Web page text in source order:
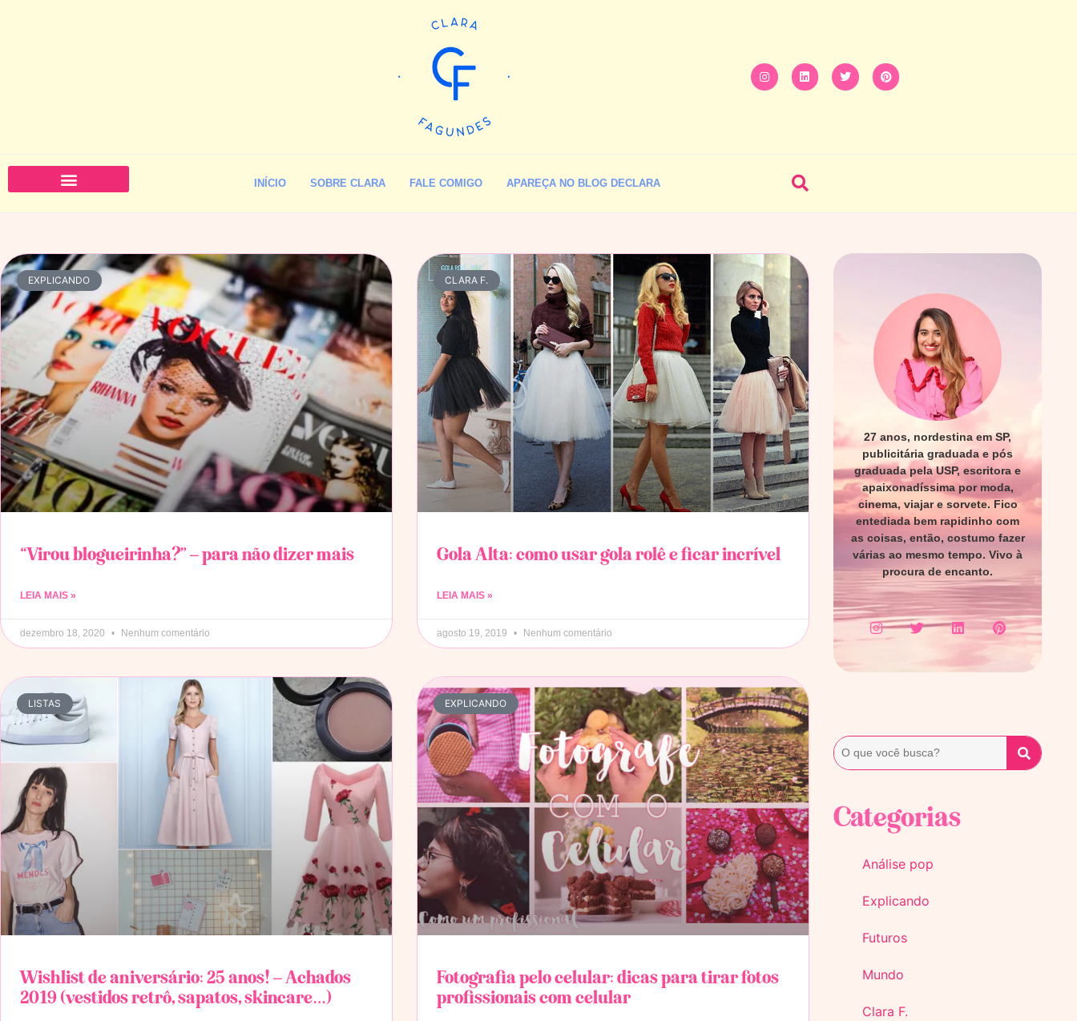
INÍCIO SOBRE CLARA FALE COMIGO APAREÇA NO BLOG DECLARA
EXPLICANDO
“Virou blogueirinha?” – para não dizer mais
LEIA MAIS »
dezembro 18, 2020 Nenhum comentário
CLARA F.
Gola Alta: como usar gola rolê e ficar incrível
LEIA MAIS »
agosto 19, 2019 Nenhum comentário
LISTAS
Wishlist de aniversário: 25 anos! – Achados
2019 (vestidos retrô, sapatos, skincare…)
EXPLICANDO
Fotografia pelo celular: dicas para tirar fotos
profissionais com celular
27 anos, nordestina em SP,
publicitária graduada e pós
graduada pela USP, escritora e
apaixonadíssima por moda,
cinema, viajar e sorvete. Fico
entediada bem rapidinho com
as coisas, então, costumo fazer
várias ao mesmo tempo. Vivo à
procura de encanto.
Categorias
Análise pop
Explicando
Futuros
Mundo
Clara F.